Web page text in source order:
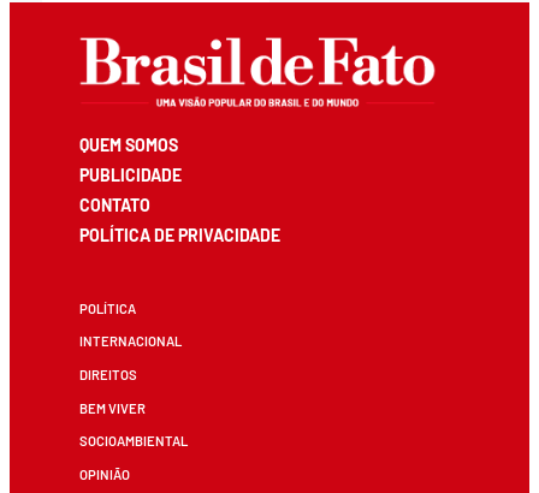
QUEM SOMOS
PUBLICIDADE
CONTATO
POLÍTICA DE PRIVACIDADE
POLÍTICA
INTERNACIONAL
DIREITOS
BEM VIVER
SOCIOAMBIENTAL
OPINIÃO